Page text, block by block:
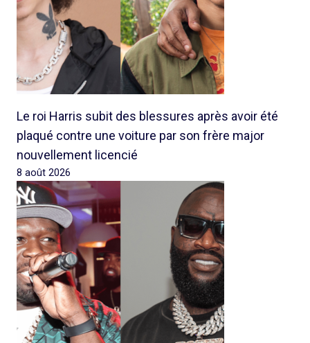
Le roi Harris subit des blessures après avoir été
plaqué contre une voiture par son frère major
nouvellement licencié
8 août 2026